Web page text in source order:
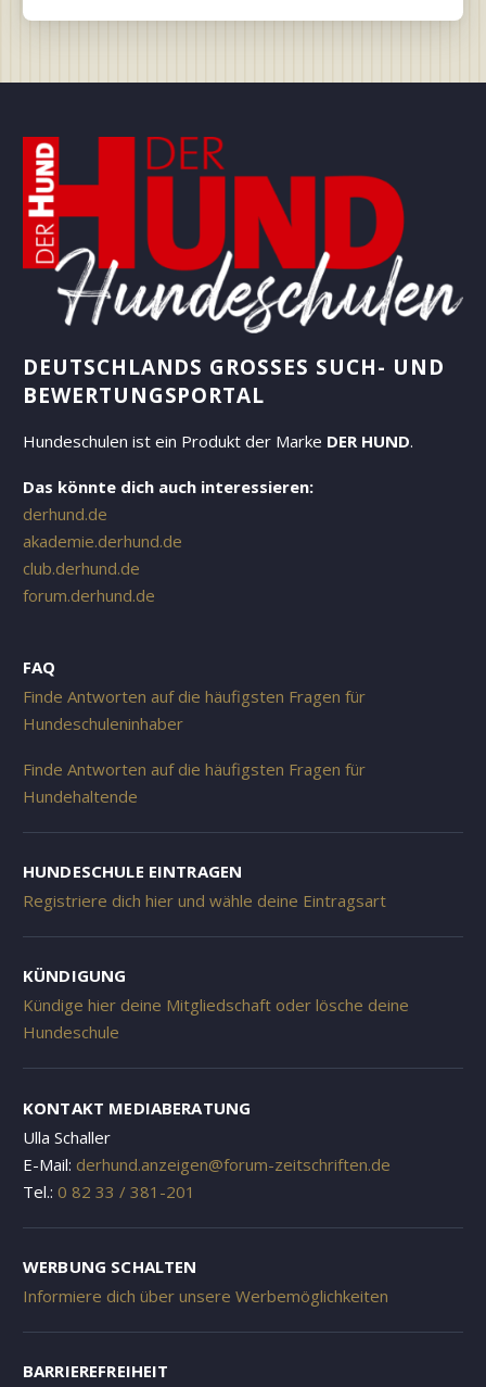
DEUTSCHLANDS GROSSES SUCH- UND B
EWERTUNGSPORTAL
Hundeschulen ist ein Produkt der Marke DER HUND.
Das könnte dich auch interessieren:
derhund.de
akademie.derhund.de
club.derhund.de
forum.derhund.de
FAQ
Finde Antworten auf die häufigsten Fragen für
Hundeschuleninhaber
Finde Antworten auf die häufigsten Fragen für
Hundehaltende
HUNDESCHULE EINTRAGEN
Registriere dich hier und wähle deine Eintragsart
KÜNDIGUNG
Kündige hier deine Mitgliedschaft oder lösche deine
Hundeschule
KONTAKT MEDIABERATUNG
Ulla Schaller
E-Mail: derhund.anzeigen@forum-zeitschriften.de
Tel.: 0 82 33 / 381-201
WERBUNG SCHALTEN
Informiere dich über unsere Werbemöglichkeiten
BARRIEREFREIHEIT